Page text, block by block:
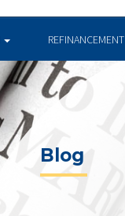
REFINANCEMENT
Blog